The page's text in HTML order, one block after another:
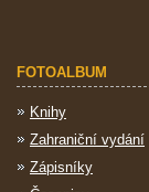
FOTOALBUM
Knihy
Zahraniční vydání
Zápisníky